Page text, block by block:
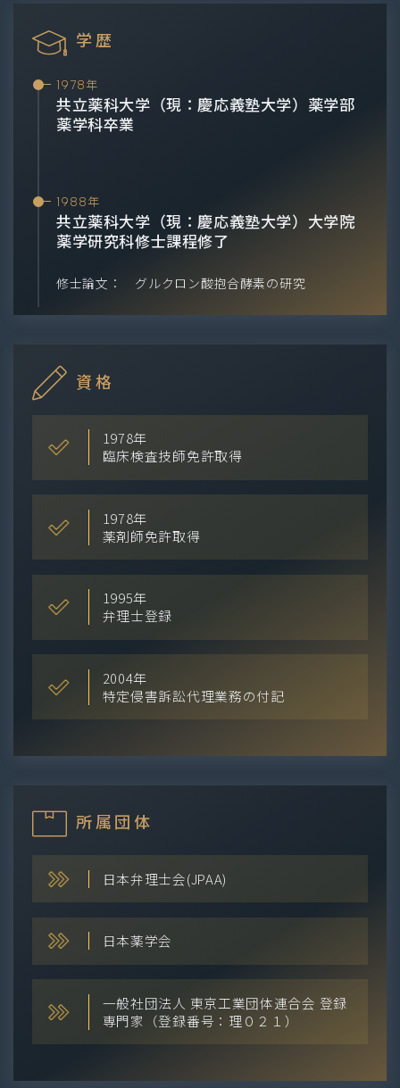
学歴
1978年
共立薬科大学（現：慶応義塾大学）薬学部
薬学科卒業
1988年
共立薬科大学（現：慶応義塾大学）大学院
薬学研究科修士課程修了
修士論文： グルクロン酸抱合酵素の研究
資格
1978年
臨床検査技師免許取得
1978年
薬剤師免許取得
1995年
弁理士登録
2004年
特定侵害訴訟代理業務の付記
所属団体
日本弁理士会(JPAA)
日本薬学会
一般社団法人 東京工業団体連合会 登録
専門家（登録番号：理０２１）